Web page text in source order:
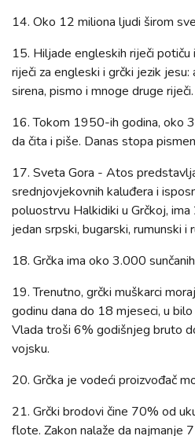
14. Oko 12 miliona ljudi širom
15. Hiljade engleskih riječi potiču
riječi za engleski i grčki jezik jesu:
sirena, pismo i mnoge druge riječi.
16. Tokom 1950-ih godina, oko
da čita i piše. Danas stopa
17. Sveta Gora - Atos
srednjovjekovnih kaluđera i
poluostrvu Halkidiki u Grčkoj,
jedan srpski, bugarski, rumunski i
18. Grčka ima oko 3.000
19. Trenutno, grčki muškarci
godinu dana do 18 mjeseci, u
Vlada troši 6% godišnjeg bruto
vojsku.
20. Grčka je vodeći proizvođač
21. Grčki brodovi čine 70% od
flote. Zakon nalaže da najmanje